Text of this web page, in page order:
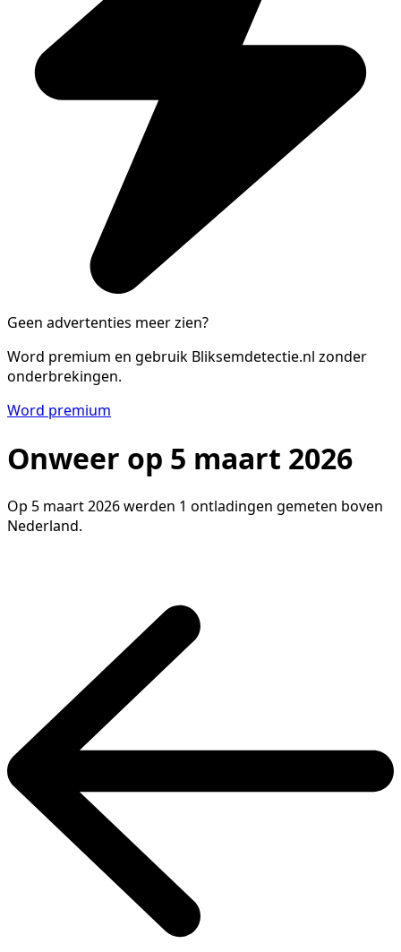
Geen advertenties meer zien?
Word premium en gebruik Bliksemdetectie.nl zonder
onderbrekingen.
Word premium
Onweer op 5 maart 2026
Op 5 maart 2026 werden 1 ontladingen gemeten boven
Nederland.